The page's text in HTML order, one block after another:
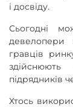
і досвіду.
Сьогодні
девелопери
гравців
підрядників
Хтось